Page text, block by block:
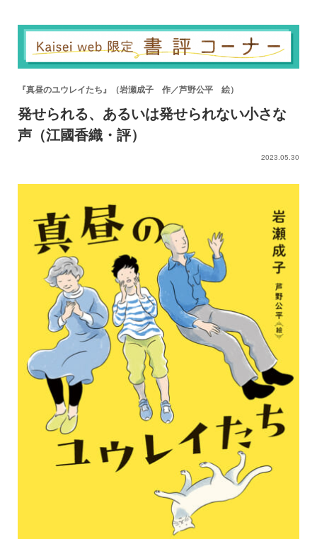
『真昼のユウレイたち』（岩瀬成子 作／芦野公平 絵）
発せられる、あるいは発せられない小さな
声（江國香織・評）
2023.05.30